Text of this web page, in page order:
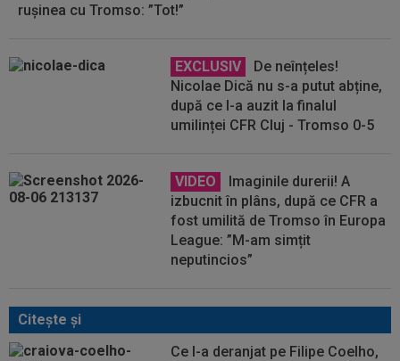
rușinea cu Tromso: ”Tot!”
EXCLUSIV
De neînțeles!
Nicolae Dică nu s-a putut abține,
după ce l-a auzit la finalul
umilinței CFR Cluj - Tromso 0-5
VIDEO
Imaginile durerii! A
izbucnit în plâns, după ce CFR a
fost umilită de Tromso în Europa
League: ”M-am simțit
neputincios”
Citeşte şi
Ce l-a deranjat pe Filipe Coelho,